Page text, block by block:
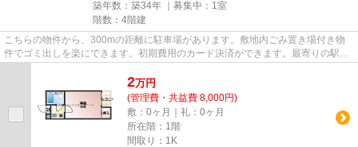
築年数：築34年 ｜募集中： 1室
階数：4階建
こちらの物件から、300mの距離に駐車場があります。敷地内ごみ置き場付き物
件でゴミ出しを楽にできます。初期費用のカード決済ができます。最寄りの駅ま
2万円
(管理費・共益費 8,000円)
敷：0ヶ月｜礼：0ヶ月
所在階：1階
間取り：1K